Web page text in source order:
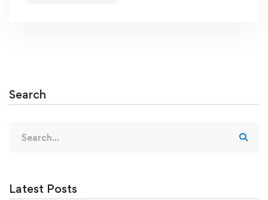
Search
for:
Latest Posts